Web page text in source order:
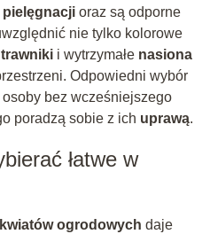
pielęgnacjioraz są odporne
nie tylko kolorowe
trawnikii wytrzymałe nasiona
Odpowiedni wybór
bez wcześniejszego
poradzą sobie z ich uprawą.
łatwe w
ogrodowych daje